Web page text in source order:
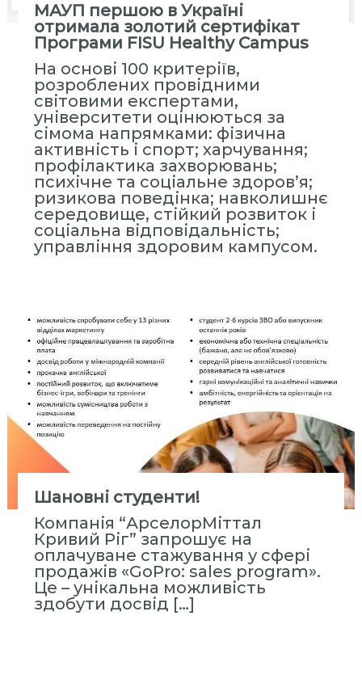
МАУП першою в Україні
отримала золотий сертифікат
Програми FISU Healthy Campus
На основі 100 критеріїв,
розроблених провідними
світовими експертами,
університети оцінюються за
сімома напрямками: фізична
активність і спорт; харчування;
профілактика захворювань;
психічне та соціальне здоров’я;
ризикова поведінка; навколишнє
середовище, стійкий розвиток і
соціальна відповідальність;
управління здоровим кампусом.
Шановні студенти!
Компанія “АрселорМіттал
Кривий Ріг” запрошує на
оплачуване стажування у сфері
продажів «GoPro: sales program».
Це – унікальна можливість
здобути досвід […]